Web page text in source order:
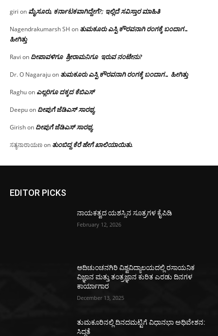
giri on ಮೈಸೂರು, ಕರ್ನಾಟಕವಾಗಿದ್ದೇಗೆ?; ಇಲ್ಲಿದೆ ಸವಿಸ್ತಾರ ಮಾಹಿತಿ
Nagendrakumarsh SH on ತುಮಕೂರು ಎಸ್ಪಿ ಕೌರವನಾಗಿ ರಂಗಕ್ಕೆ ಬಂದಾಗ…
ಹೀಗಿತ್ತು
Ravi on ದೀಪಾವಳಿಗೂ ಶ್ರೀರಾಮನಿಗೂ ಇರುವ ನಂಟೇನು?
Dr. O Nagarajuon ತುಮಕೂರು ಎಸ್ಪಿ ಕೌರವನಾಗಿ ರಂಗಕ್ಕೆ ಬಂದಾಗ… ಹೀಗಿತ್ತು
Raghuon ಎಲ್ಲರಿಗೂ ದಕ್ಕದ ಕೆಬಿಎಸ್
Deepuon ದೀಪುಗೆ ಜೆಡಿಎಸ್ ಸಾರಥ್ಯ
Girishon ದೀಪುಗೆ ಜೆಡಿಎಸ್ ಸಾರಥ್ಯ
ಸತ್ಯನಾರಾಯಣon ತುಂಬಿದ್ದ ಕೆರೆ ಹೇಗೆ ಖಾಲಿಯಾಯಿತು.
EDITOR PICKS
ನಾಯಕತ್ವದ ಯಶಸ್ಸಿನ ಸೂತ್ರಗಳ ಕೈಪಿಡಿ
February 12, 2026
ಆದಿಚುಂಚನಗಿರಿ ವಿಶ್ವವಿದ್ಯಾಲಯದಲ್ಲಿ ರಸಾಯನಿಕ
ವಿಜ್ಞಾನ ಮತ್ತು ತಂತ್ರಜ್ಞಾನ ಕುರಿತ ಎರಡು ದಿನಗಳ
ಕಾರ್ಯಾಗಾರ
December 13, 2025
ತುಮಕೂರಿನಲ್ಲಿ ದಿನದಮಟ್ಟಿಗೆ ವಿಧಾನಭಾ ಅಧಿವೇಶನ:
ಸಿದ್ಧತೆ